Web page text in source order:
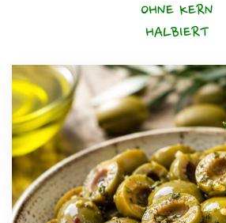
OHNE KERN
HALBIERT